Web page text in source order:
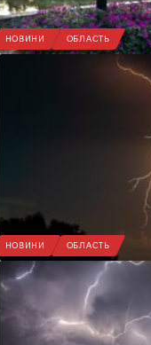
НОВИНИ ОБЛАСТЬ
НОВИНИ ОБЛАСТЬ